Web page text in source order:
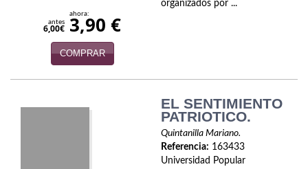
organizados por ...
antes
6,00€
ahora:
3,90 €
COMPRAR
EL SENTIMIENTO
PATRIOTICO.
Quintanilla Mariano.
Referencia: 163433
Universidad Popular